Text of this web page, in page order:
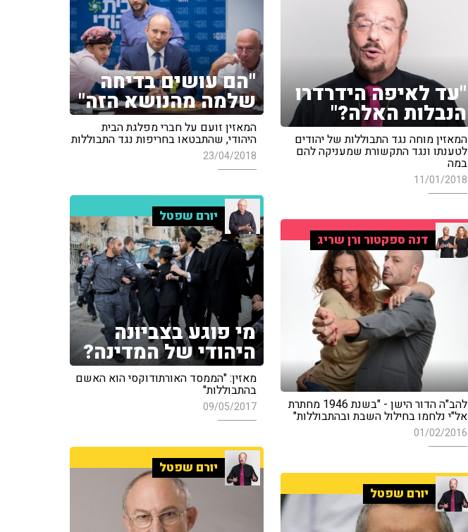
"הם עושים בדיחה
שלמה מהנושא הזה"
המאזין זועם על חברי מפלגת הבית
היהודי, שהתבטאו בחריפות נגד התבוללות
23/04/2018
"עד לאיפה הידרדרו
הנבלות האלה?"
המאזין מוחה נגד התבוללות של יהודים
לטענתו ונגד התקשורת שמעניקה להם
במה
11/01/2018
יורם שפטל
מי פוגע בצביונה
היהודי של המדינה?
מאזין: "הממסד האורתודוקסי הוא האשם
בהתבוללות"
09/05/2017
דנה ספקטור ורן שריג
להב"ה הדור הישן - "בשנת 1946 מחתרת
אל"י נלחמו בחילול השבת ובהתבוללות"
01/02/2016
יורם שפטל
יורם שפטל